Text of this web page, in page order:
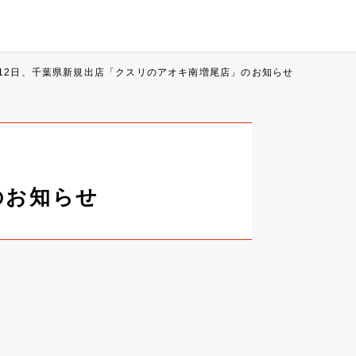
日、千葉県新規出店「クスリのアオキ南増尾店」のお知らせ
知らせ